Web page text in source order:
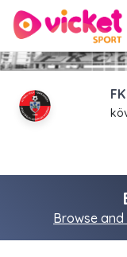
Browse